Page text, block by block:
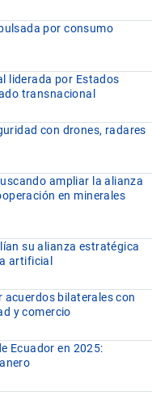
por consumo
liderada por Estados
transnacional
con drones, radares
ampliar la alianza
en minerales
su alianza estratégica
artificial
bilaterales con
y comercio
Ecuador en 2025: